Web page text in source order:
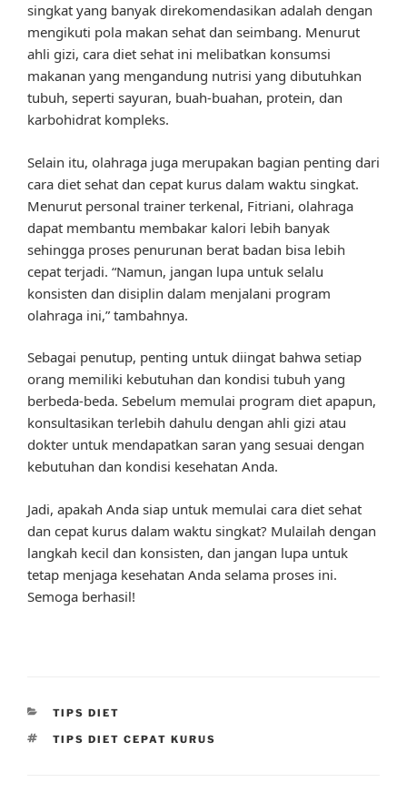
singkat yang banyak direkomendasikan adalah dengan
mengikuti pola makan sehat dan seimbang. Menurut
ahli gizi, cara diet sehat ini melibatkan konsumsi
makanan yang mengandung nutrisi yang dibutuhkan
tubuh, seperti sayuran, buah-buahan, protein, dan
karbohidrat kompleks.
Selain itu, olahraga juga merupakan bagian penting dari
cara diet sehat dan cepat kurus dalam waktu singkat.
Menurut personal trainer terkenal, Fitriani, olahraga
dapat membantu membakar kalori lebih banyak
sehingga proses penurunan berat badan bisa lebih
cepat terjadi. “Namun, jangan lupa untuk selalu
konsisten dan disiplin dalam menjalani program
olahraga ini,” tambahnya.
Sebagai penutup, penting untuk diingat bahwa setiap
orang memiliki kebutuhan dan kondisi tubuh yang
berbeda-beda. Sebelum memulai program diet apapun,
konsultasikan terlebih dahulu dengan ahli gizi atau
dokter untuk mendapatkan saran yang sesuai dengan
kebutuhan dan kondisi kesehatan Anda.
Jadi, apakah Anda siap untuk memulai cara diet sehat
dan cepat kurus dalam waktu singkat? Mulailah dengan
langkah kecil dan konsisten, dan jangan lupa untuk
tetap menjaga kesehatan Anda selama proses ini.
Semoga berhasil!
CATEGORIES
TIPS DIET
TAGS
TIPS DIET CEPAT KURUS